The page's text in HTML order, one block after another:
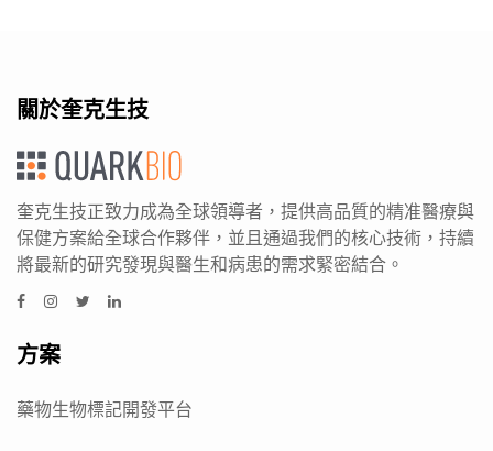
關於奎克生技
奎克生技正致力成為全球領導者，提供高品質的精准醫療與
保健方案給全球合作夥伴，並且通過我們的核心技術，持續
將最新的研究發現與醫生和病患的需求緊密結合。
方案
藥物生物標記開發平台